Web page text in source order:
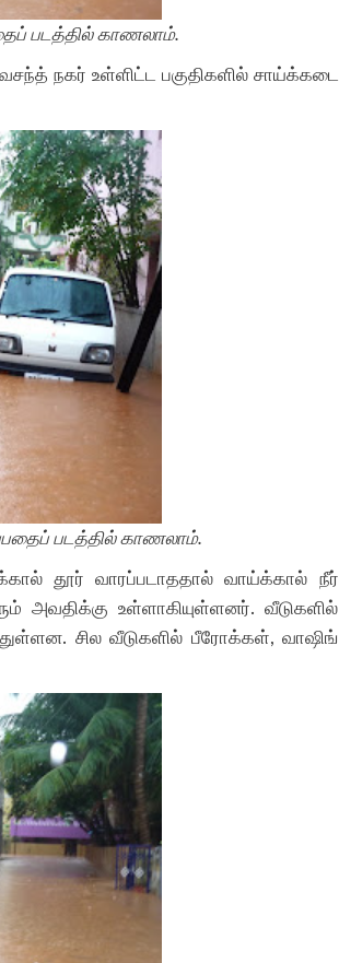
படத்தில் காணலாம்.
நகர் உள்ளிட்ட பகுதிகளில் சாய்க்கடை
படத்தில் காணலாம்.
தூர் வாரப்படாததால் வாய்க்கால் நீர்
அவதிக்கு உள்ளாகியுள்ளனர். வீடுகளில்
சில வீடுகளில் பீரோக்கள், வாஷிங்